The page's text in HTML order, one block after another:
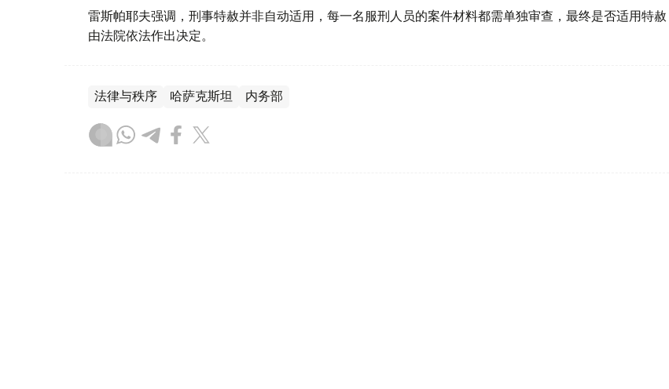
雷斯帕耶夫强调，刑事特赦并非自动适用，每一名服刑人员的案件材料都需单独审查，最终是否适用特赦
由法院依法作出决定。
法律与秩序 哈萨克斯坦 内务部